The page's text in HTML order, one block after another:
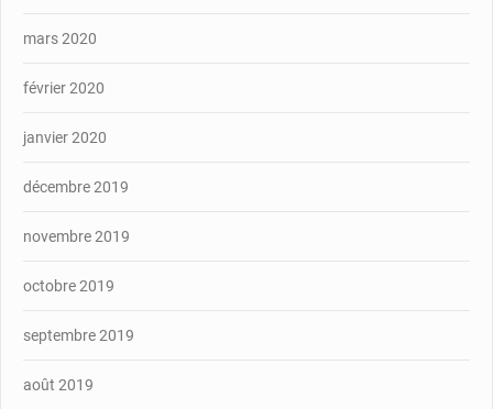
mars 2020
février 2020
janvier 2020
décembre 2019
novembre 2019
octobre 2019
septembre 2019
août 2019